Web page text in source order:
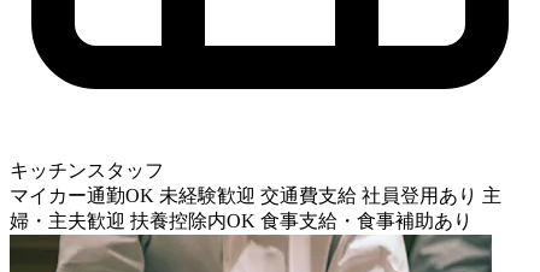
キッチンスタッフ
マイカー通勤OK 未経験歓迎 交通費支給 社員登用あり 主
婦・主夫歓迎 扶養控除内OK 食事支給・食事補助あり